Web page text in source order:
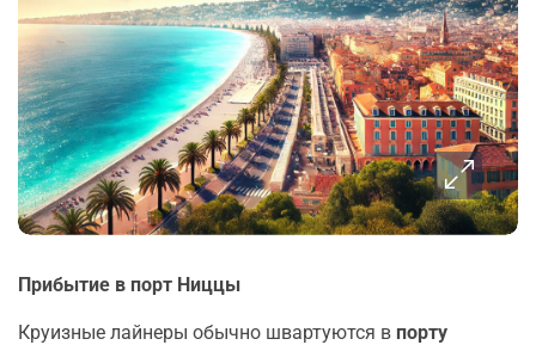
Прибытие в порт Ниццы
Круизные лайнеры обычно швартуются в порту